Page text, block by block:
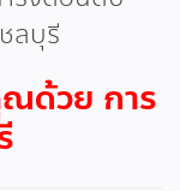
ลบุรี
ด้วย การ